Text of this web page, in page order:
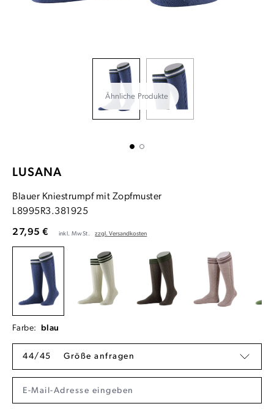
Ähnliche Produkte
LUSANA
Blauer Kniestrumpf mit Zopfmuster
L8995R3.381925
27,95 € inkl. MwSt. zzgl. Versandkosten
Farbe: blau
44/45 Größe anfragen